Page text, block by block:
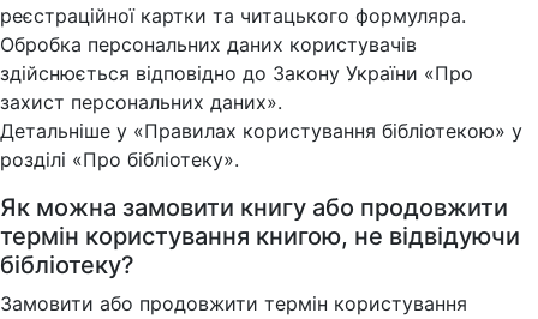
реєстраційної картки та читацького формуляра.
Обробка персональних даних користувачів
здійснюється відповідно до Закону України «Про
захист персональних даних».
Детальніше у «Правилах користування бібліотекою» у
розділі «Про бібліотеку».
Як можна замовити книгу або продовжити
термін користування книгою, не відвідуючи
бібліотеку?
Замовити або продовжити термін користування